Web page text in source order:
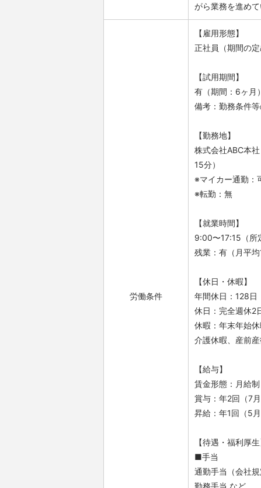
がら業務を進めて
労働条件
【雇用形態】
正社員（期間の定
【試用期間】
有（期間：6ヶ月）
備考：勤務条件
【勤務地】
株式会社ABC本
15分）
※マイカー通勤：
※転勤：無
【就業時間】
9:00〜17:15（所
残業：有（月平均
【休日・休暇】
年間休日：128日
休日：完全週休2
休暇：年末年始
介護休暇、産前
【給与】
賃金形態：月給制
賞与：年2回（7月
昇給：年1回（5月
【待遇・福利厚生
■手当
通勤手当（会社
勤務手当 など